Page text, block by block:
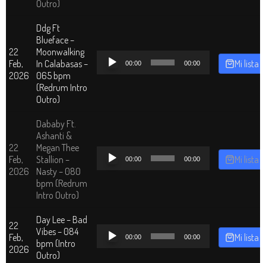
Outro)
22
Feb,
2026
Ddg Ft
Blueface –
Moonwalking
In Calabasas –
065 bpm
(Redrum Intro
Outro)
Reproductor
00:00 00:00 Mi lista
22
Feb,
2026
Dababy Ft.
Ashanti &
Megan Thee
Stallion –
Nasty – 080
bpm (Redrum
Intro Outro)
Reproductor
00:00 00:00 Mi lista
22
Feb,
2026
Day Lee – Bad
Vibes – 084
bpm (Intro
Outro)
Reproductor
00:00 00:00 Mi lista